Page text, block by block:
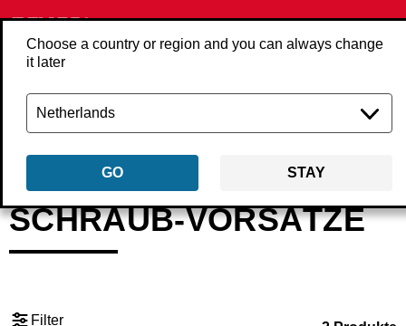
Choose a country or region and you can always change
it later
GO STAY
Zurück Produkte Zubehör Schraubenzubehör
SCHRAUB-VORSÄTZE
Filter